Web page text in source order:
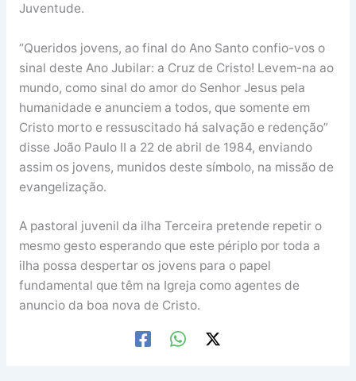
Juventude.
“Queridos jovens, ao final do Ano Santo confio-vos o
sinal deste Ano Jubilar: a Cruz de Cristo! Levem-na ao
mundo, como sinal do amor do Senhor Jesus pela
humanidade e anunciem a todos, que somente em
Cristo morto e ressuscitado há salvação e redenção”
disse João Paulo II a 22 de abril de 1984, enviando
assim os jovens, munidos deste símbolo, na missão de
evangelização.
A pastoral juvenil da ilha Terceira pretende repetir o
mesmo gesto esperando que este périplo por toda a
ilha possa despertar os jovens para o papel
fundamental que têm na Igreja como agentes de
anuncio da boa nova de Cristo.